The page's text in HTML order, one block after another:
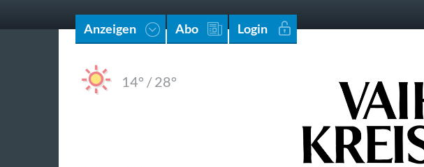
Anzeigen Abo Login
14° /28°